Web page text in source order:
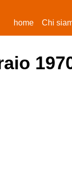
home(current)
Chi